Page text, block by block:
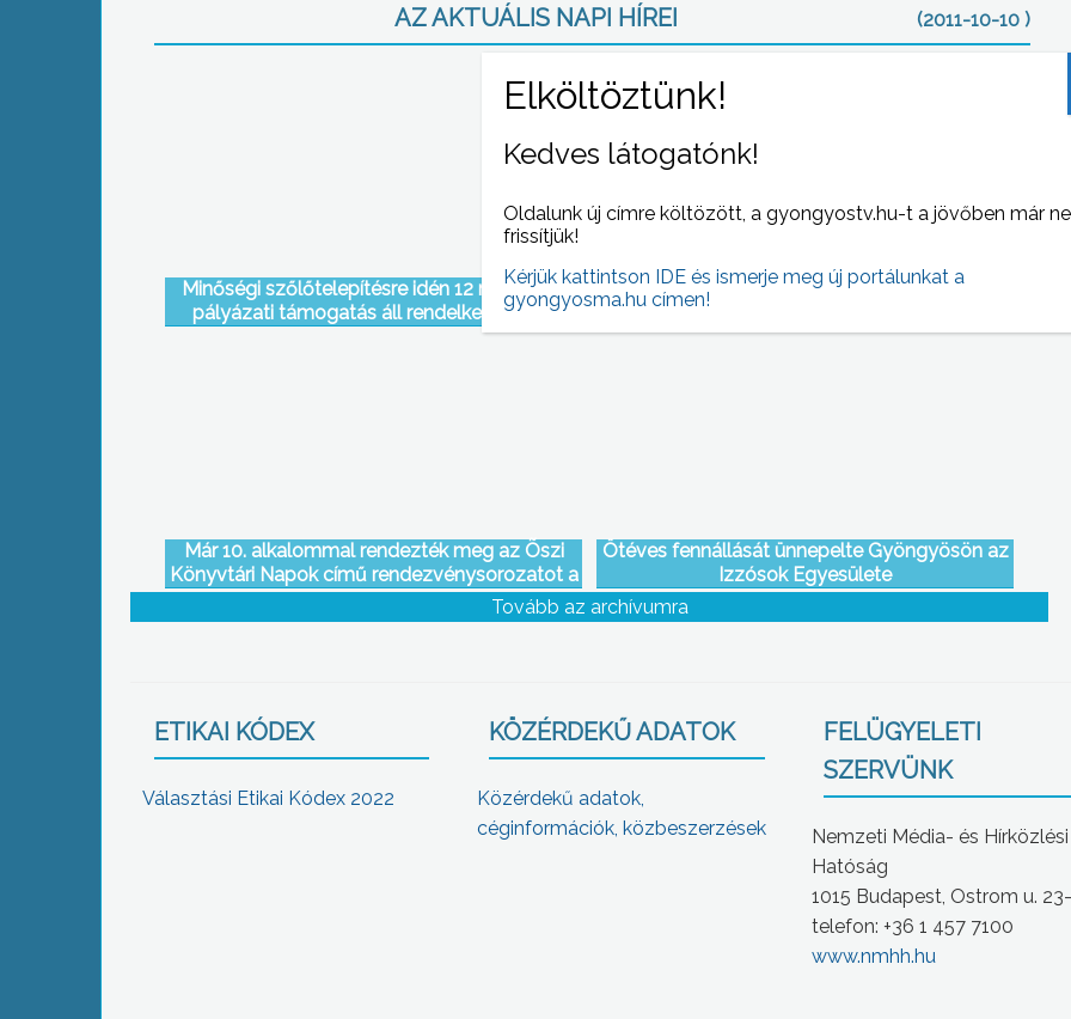
AZ AKTUÁLIS NAPI HÍREI (2011-10-10 )
Minőségi szőlőtelepítésre idén 12 milliárd Ft
pályázati támogatás áll rendelkezésre és
üzemfejlesztésre további 1 milliárd Ft-ra
Trófea bemutatót tartottak a Mátrában
Már 10. alkalommal rendezték meg az Õszi
Könyvtári Napok című rendezvénysorozatot a
Vachott Sándor Városi Könyvtárban
Ötéves fennállását ünnepelte Gyöngyösön az
Izzósok Egyesülete
Tovább az archívumra
ETIKAI KÓDEX
Választási Etikai Kódex 2022
KÖZÉRDEKŰ ADATOK
Közérdekű adatok,
céginformációk, közbeszerzések
FELÜGYELETI
SZERVÜNK
Nemzeti Média- és Hírközlési
Hatóság
1015 Budapest, Ostrom u.
telefon: +36 1 457 7100
www.nmhh.hu
Kedves látogatónk!
Oldalunk új címre költözött, a gyongyostv.hu-t a jövőben már
frissítjük!
Kérjük kattintson IDE és ismerje meg új portálunkat a
gyongyosma.hu címen!